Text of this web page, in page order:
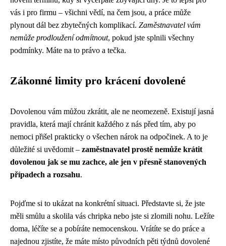
vás i pro firmu – všichni vědí, na čem jsou, a práce může
plynout dál bez zbytečných komplikací. Zaměstnavatel vám
nemůže prodloužení odmítnout, pokud jste splnili všechny
podmínky. Máte na to právo a tečka.
Zákonné limity pro krácení dovolené
Dovolenou vám můžou zkrátit, ale ne neomezeně. Existují jasná
pravidla, která mají chránit každého z nás před tím, aby po
nemoci přišel prakticky o všechen nárok na odpočinek. A to je
důležité si uvědomit – zaměstnavatel prostě nemůže krátit
dovolenou jak se mu zachce, ale jen v přesně stanovených
případech a rozsahu.
Pojďme si to ukázat na konkrétní situaci. Představte si, že jste
měli smůlu a skolila vás chripka nebo jste si zlomili nohu. Ležíte
doma, léčíte se a pobíráte nemocenskou. Vrátíte se do práce a
najednou zjistíte, že máte místo původních pěti týdnů dovolené